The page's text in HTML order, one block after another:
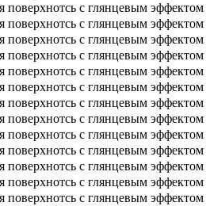
поверхнотсь с глянцевым эффектом
поверхнотсь с глянцевым эффектом
поверхнотсь с глянцевым эффектом
поверхнотсь с глянцевым эффектом
поверхнотсь с глянцевым эффектом
поверхнотсь с глянцевым эффектом
поверхнотсь с глянцевым эффектом
поверхнотсь с глянцевым эффектом
поверхнотсь с глянцевым эффектом
поверхнотсь с глянцевым эффектом
поверхнотсь с глянцевым эффектом
поверхнотсь с глянцевым эффектом
поверхнотсь с глянцевым эффектом